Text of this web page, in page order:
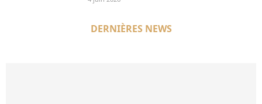
DERNIÈRES NEWS